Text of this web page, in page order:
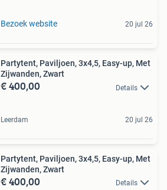
Bezoek website 20 jul 26
Partytent, Paviljoen, 3x4,5, Easy-up, Met
Zijwanden, Zwart
€ 400,00 Details
Leerdam 20 jul 26
Partytent, Paviljoen, 3x4,5, Easy-up, Met
Zijwanden, Zwart
€ 400,00 Details